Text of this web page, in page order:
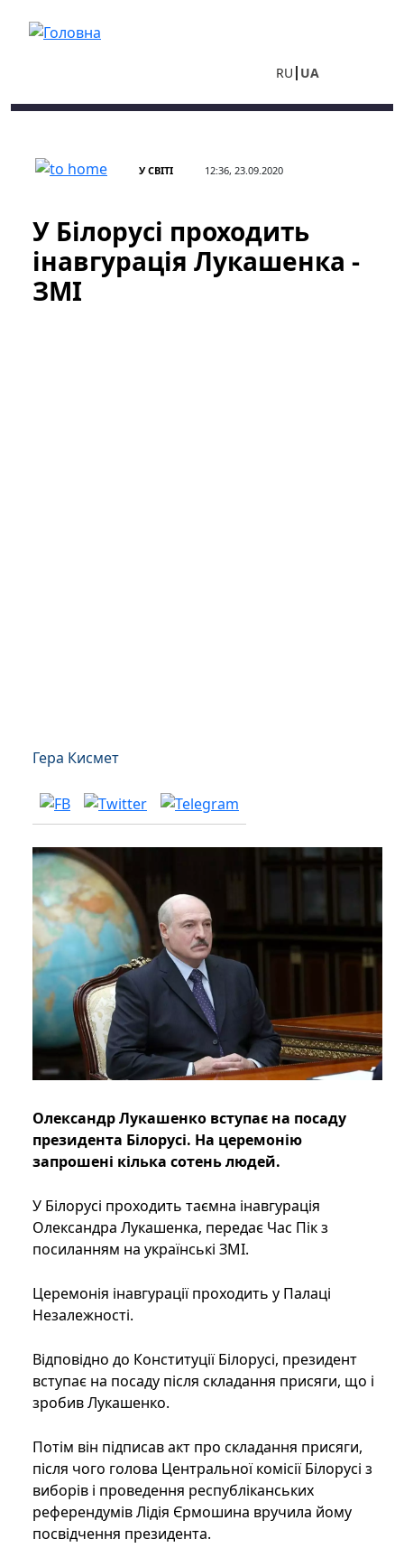
RU UA
У СВІТІ 12:36, 23.09.2020
У Білорусі проходить
інавгурація Лукашенка -
ЗМІ
Гера Кисмет
Олександр Лукашенко вступає на посаду
президента Білорусі. На церемонію
запрошені кілька сотень людей.
У Білорусі проходить таємна інавгурація
Олександра Лукашенка, передає Час Пік з
посиланням на українські ЗМІ.
Церемонія інавгурації проходить у Палаці
Незалежності.
Відповідно до Конституції Білорусі, президент
вступає на посаду після складання присяги, що і
зробив Лукашенко.
Потім він підписав акт про складання присяги,
після чого голова Центральної комісії Білорусі з
виборів і проведення республіканських
референдумів Лідія Єрмошина вручила йому
посвідчення президента.